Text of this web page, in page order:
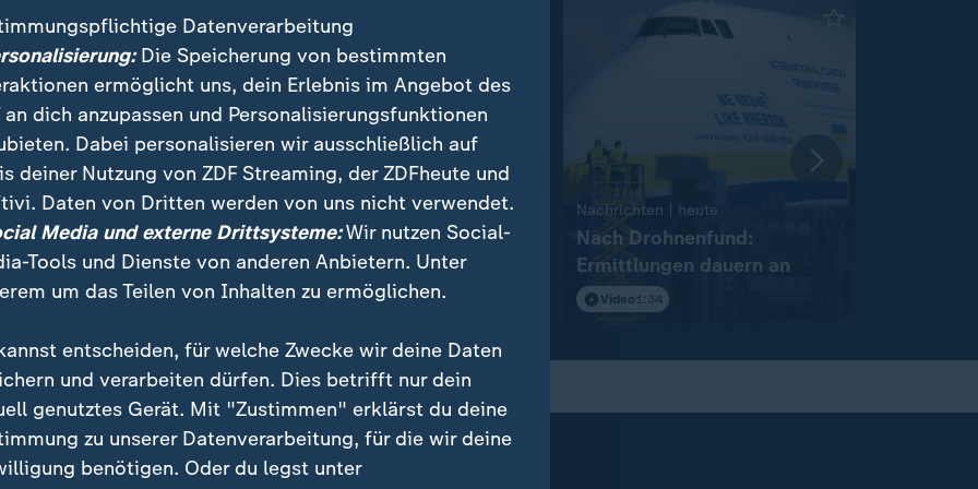
| heute
Haft nach
1:33
Nachrichten | heute
"Neue Risiken für die
Konjunktur"
Video 1:02
Nachrichten | heute
Nach Drohnenfund:
Ermittlungen dauern an
Video 1:34
Datenverarbeitung
Die Speicherung von bestimmten
ermöglicht uns, dein Erlebnis im Angebot des
an dich anzupassen und Personalisierungsfunktionen
Dabei personalisieren wir ausschließlich auf
deiner Nutzung von ZDF Streaming, der ZDFheute und
Daten von Dritten werden von uns nicht verwendet.
Media und externe Drittsysteme:Wir nutzen Social-
Tools und Dienste von anderen Anbietern. Unter
um das Teilen von Inhalten zu ermöglichen.
entscheiden, für welche Zwecke wir deine Daten
und verarbeiten dürfen. Dies betrifft nur dein
genutztes Gerät. Mit "Zustimmen" erklärst du deine
zu unserer Datenverarbeitung, für die wir deine
benötigen. Oder du legst unter